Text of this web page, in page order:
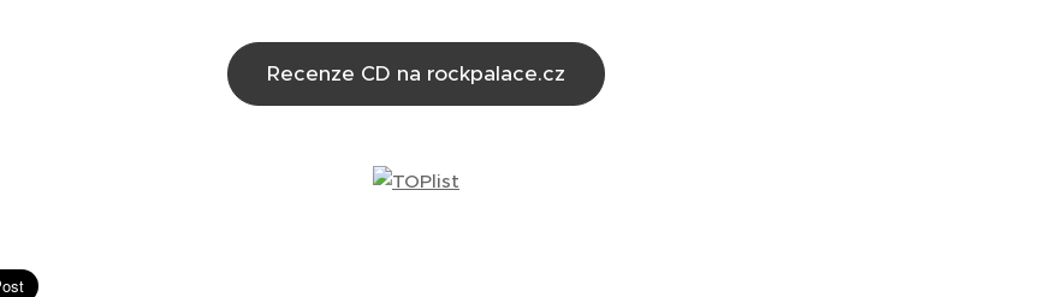
Recenze CD na rockpalace.cz